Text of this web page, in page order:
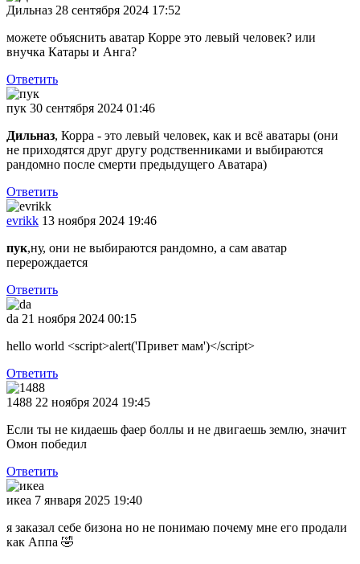
Дильназ 28 сентября 2024 17:52
можете объяснить аватар Корре это левый человек? или
внучка Катары и Анга?
Ответить
пук 30 сентября 2024 01:46
Дильназ, Корра - это левый человек, как и всё аватары (они
не приходятся друг другу родственниками и выбираются
рандомно после смерти предыдущего Аватара)
Ответить
evrikk 13 ноября 2024 19:46
пук,ну, они не выбираются рандомно, а сам аватар
перерождается
Ответить
da 21 ноября 2024 00:15
hello world <script>alert('Привет мам')</script>
Ответить
1488 22 ноября 2024 19:45
Если ты не кидаешь фаер боллы и не двигаешь землю, значит
Омон победил
Ответить
икеа 7 января 2025 19:40
я заказал себе бизона но не понимаю почему мне его продали
как Аппа 🤣